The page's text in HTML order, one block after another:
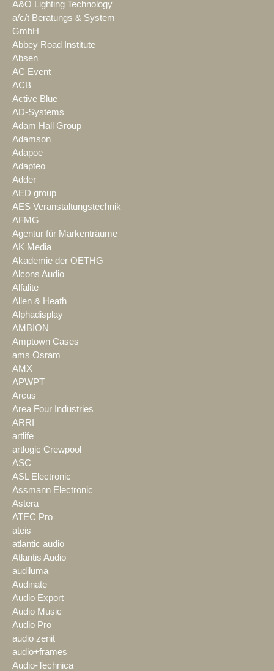
A&O Lighting Technology
a/c/t Beratungs & System
GmbH
Abbey Road Institute
Absen
AC Event
ACB
Active Blue
AD-Systems
Adam Hall Group
Adamson
Adapoe
Adapteo
Adder
AED group
AES Veranstaltungstechnik
AFMG
Agentur für Markenträume
AK Media
Akademie der OETHG
Alcons Audio
Alfalite
Allen & Heath
Alphadisplay
AMBION
Amptown Cases
ams Osram
AMX
APWPT
Arcus
Area Four Industries
ARRI
artlife
artlogic Crewpool
ASC
ASL Electronic
Assmann Electronic
Astera
ATEC Pro
ateis
atlantic audio
Atlantis Audio
audiluma
Audinate
Audio Export
Audio Music
Audio Pro
audio zenit
audio+frames
Audio-Technica